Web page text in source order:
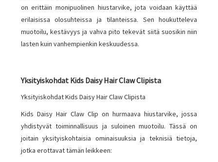
on erittäin monipuolinen hiustarvike, jota voidaan käyttää
erilaisissa olosuhteissa ja tilanteissa. Sen houkutteleva
muotoilu, kestävyys ja vahva pito tekevät siitä suosikin niin
lasten kuin vanhempienkin keskuudessa.
Yksityiskohdat Kids Daisy Hair Claw Clipista
Yksityiskohdat Kids Daisy Hair Claw Clipista
Kids Daisy Hair Claw Clip on hurmaava hiustarvike, jossa
yhdistyvät toiminnallisuus ja suloinen muotoilu. Tässä on
joitain yksityiskohtaisia ​​ominaisuuksia ja teknisiä tietoja,
jotka erottavat tämän leikkeen: